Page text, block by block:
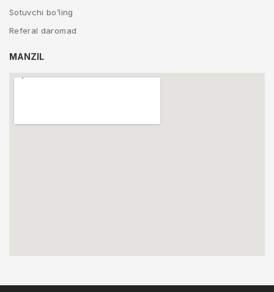
Sotuvchi bo’ling
Referal daromad
MANZIL